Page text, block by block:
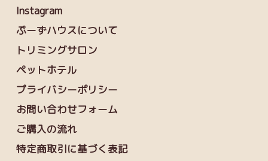
Instagram
ぷーずハウスについて
トリミングサロン
ペットホテル
プライバシーポリシー
お問い合わせフォーム
ご購入の流れ
特定商取引に基づく表記